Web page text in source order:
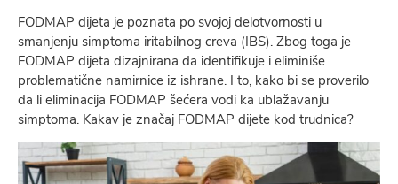
FODMAP dijeta je poznata po svojoj delotvornosti u
smanjenju simptoma iritabilnog creva (IBS). Zbog toga je
FODMAP dijeta dizajnirana da identifikuje i eliminiše
problematične namirnice iz ishrane. I to, kako bi se proverilo
da li eliminacija FODMAP šećera vodi ka ublažavanju
simptoma. Kakav je značaj FODMAP dijete kod trudnica?